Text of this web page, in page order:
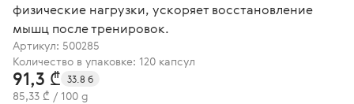
физические нагрузки, ускоряет восстановление
мышц после тренировок.
Артикул: 500285
Количество в упаковке: 120 капсул
91,3 ₾ 33.8 б
85,33 ₾ / 100 g